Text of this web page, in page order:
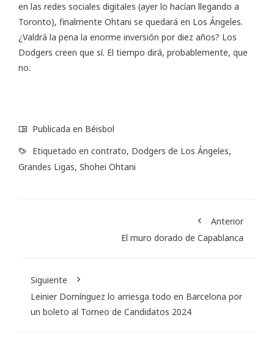
en las redes sociales digitales (ayer lo hacían llegando a
Toronto), finalmente Ohtani se quedará en Los Ángeles.
¿Valdrá la pena la enorme inversión por diez años? Los
Dodgers creen que sí. El tiempo dirá, probablemente, que
no.
Publicada en Béisbol
Etiquetado en contrato, Dodgers de Los Ángeles,
Grandes Ligas, Shohei Ohtani
Anterior
El muro dorado de Capablanca
Siguiente
Leinier Domínguez lo arriesga todo en Barcelona por
un boleto al Torneo de Candidatos 2024